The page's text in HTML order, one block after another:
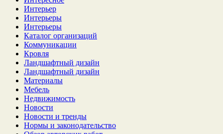
Интерьер
Интерьеры
Интерьеры
Каталог организаций
Коммуникации
Кровля
Ландшафтный дизайн
Ландшафтный дизайн
Материалы
Мебель
Недвижимость
Новости
Новости и тренды
Нормы и законодательство